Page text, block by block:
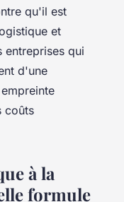
qu'il est
et
entreprises qui
d'une
coûts
à la
formule